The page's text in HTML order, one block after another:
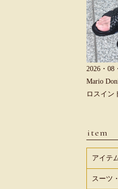
2026・08
Mario
ロスイン
item
アイテ
スーツ